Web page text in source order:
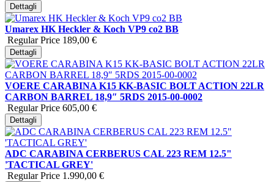
Dettagli
Umarex HK Heckler & Koch VP9 co2 BB
Regular Price 189,00 €
Dettagli
VOERE CARABINA K15 KK-BASIC BOLT ACTION 22LR
CARBON BARREL 18,9″ 5RDS 2015-00-0002
Regular Price 605,00 €
Dettagli
ADC CARABINA CERBERUS CAL 223 REM 12.5"
'TACTICAL GREY'
Regular Price 1.990,00 €